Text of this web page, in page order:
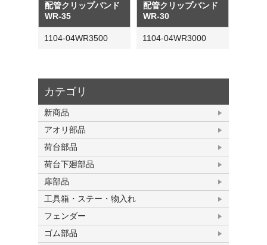
カテゴリ
新商品
アオリ部品
荷台部品
荷台下廻部品
扉部品
工具箱・ステー・物入れ
フェンダー
ゴム部品
配管クリップバンド
WR-35
1104-04WR3500
配管クリップバンド
WR-30
1104-04WR3000